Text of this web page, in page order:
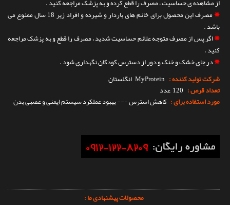
از مشاهده ی حساسیت ، مصرف را قطع کرده و به پزشک مراجعه کنید .
✵
مصرف این محصول برای خانم های باردار و شیرده و افراد زیر 18 سال ممنوع می
باشد .
✵اگر پس از مصرف متوجه علائم حساسیت شدید ، مصرف را قطع و به پزشک مراجعه
کنید .
✵در جای خشک و خنک و دور از دسترس کودکان نگهداری شود .
شرکت تولید کننده : MyProtein انگلستان
تعداد قرص : 120 عدد
مورد استفاده برای : کاهش استرس --- بهبود عملکرد سیستم ایمنی و عصبی بدن
محصولات پیشنهادی ما :